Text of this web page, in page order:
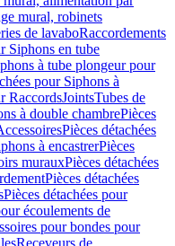
mural, robinets
de lavaboRaccordements
Siphons en tube
à tube plongeur pour
pour Siphons à
RaccordsJointsTubes de
à double chambrePièces
Pièces détachées
à encastrerPièces
murauxPièces détachées
Pièces détachées
Pièces détachées pour
écoulements de
pour bondes pour
Receveurs de